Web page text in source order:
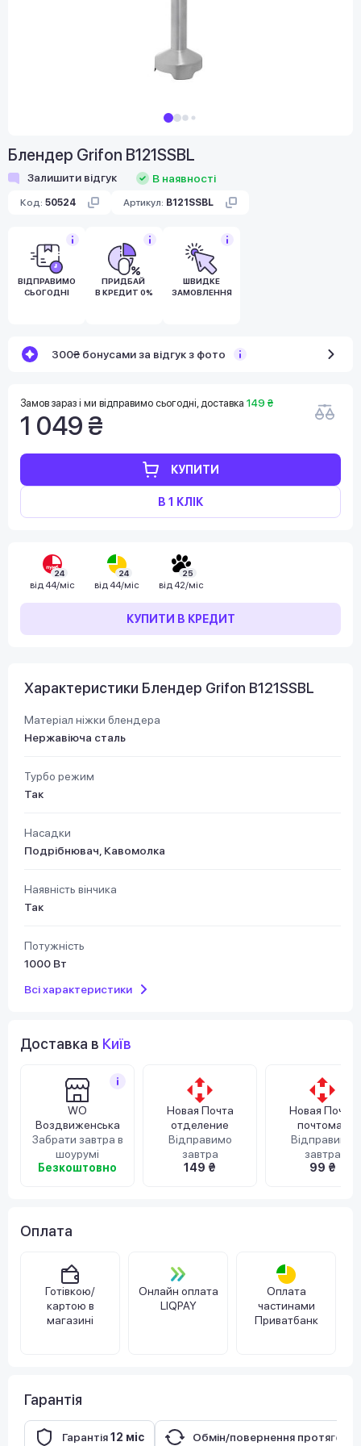
Блендер Grifon B121SSBL
Залишити відгук В наявності
Код: 50524 Артикул: B121SSBL
ВІДПРАВИМО
СЬОГОДНІ
ПРИДБАЙ
В КРЕДИТ 0%
ШВИДКЕ
ЗАМОВЛЕННЯ
300₴ бонусами за відгук з фото
Замов зараз і ми відправимо сьогодні, доставка 149 ₴
1 049 ₴
КУПИТИ
В 1 КЛІК
24
від 44/міс
24
від 44/міс
25
від 42/міс
КУПИТИ В КРЕДИТ
Характеристики Блендер Grifon B121SSBL
Матеріал ніжки блендера
Нержавіюча сталь
Турбо режим
Так
Насадки
Подрібнювач, Кавомолка
Наявність вінчика
Так
Потужність
1000 Вт
Всі характеристики
Доставка в Київ
WO
Воздвиженська
Забрати завтра в
шоурумі
Безкоштовно
Новая Почта
отделение
Відправимо
завтра
149 ₴
Новая Почта
почтомат
Відправимо
завтра
99 ₴
Оплата
Готівкою/
картою в
магазині
Онлайн оплата
LIQPAY
Оплата
частинами
Приватбанк
Гарантія
Гарантія12 міс Обмін/повернення протягом